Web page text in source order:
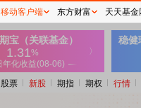
股票 新股 期指 期权 行情
移动客户端 东方财富 天天基金